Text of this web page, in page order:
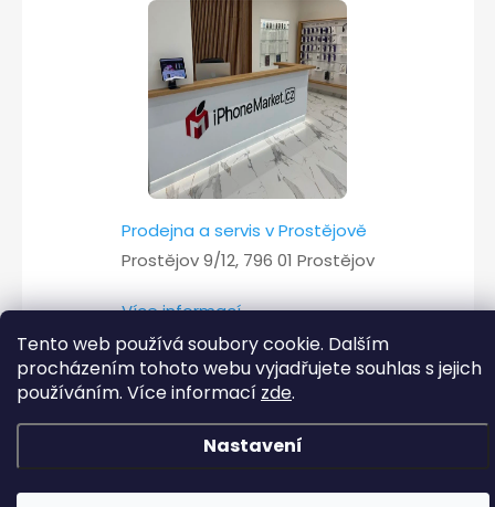
Tento web používá soubory cookie. Dalším
procházením tohoto webu vyjadřujete souhlas s jejich
používáním. Více informací zde.
Nastavení
Prodejna a servis v Prostějově
Prostějov 9/12, 796 01 Prostějov
Více informací
Vytvořil Shoptet
iPhoneMarket.cz. Všechna práva vyhrazena.